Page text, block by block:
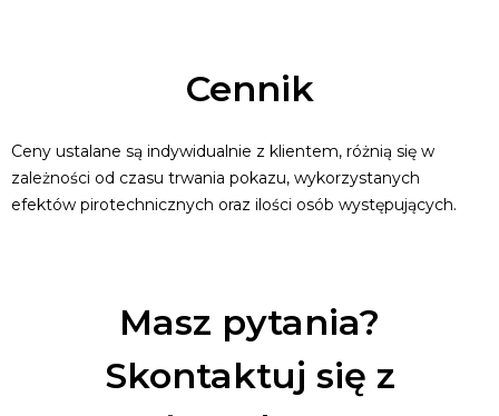
Cennik
Ceny ustalane są indywidualnie z klientem, różnią się w
zależności od czasu trwania pokazu, wykorzystanych
efektów pirotechnicznych oraz ilości osób występujących.
Masz pytania?
Skontaktuj się z